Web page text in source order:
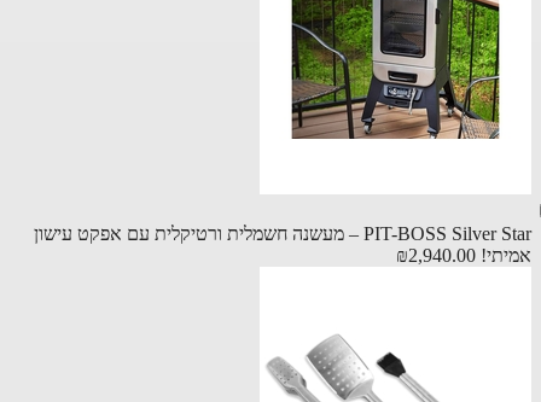
PIT-BOSS Silver Star – מעשנה חשמלית ורטיקלית עם אפקט עישון
₪2,940.00